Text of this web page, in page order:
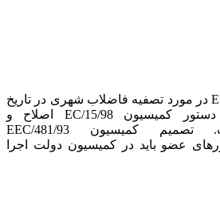
دستور شورای EEC/271/91 در مورد تصفیه فاضلاب شهری در تاریخ
۲۱ می ۱۹۹۱ توسط دستور کمیسیون EC/15/98 اصلاح و
به‌روزرسانی شده‌است. تصمیم کمیسیون EEC/481/93
عضو باید در کمیسیون دولت اجرا